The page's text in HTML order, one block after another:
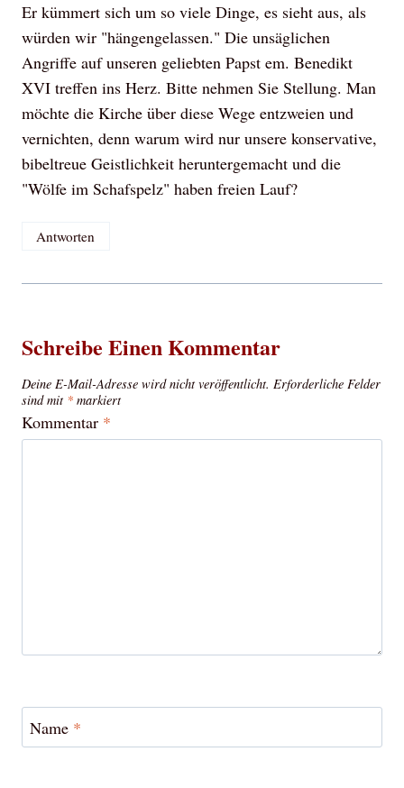
Er kümmert sich um so viele Dinge, es sieht aus, als
würden wir "hängengelassen." Die unsäglichen
Angriffe auf unseren geliebten Papst em. Benedikt
XVI treffen ins Herz. Bitte nehmen Sie Stellung. Man
möchte die Kirche über diese Wege entzweien und
vernichten, denn warum wird nur unsere konservative,
bibeltreue Geistlichkeit heruntergemacht und die
"Wölfe im Schafspelz" haben freien Lauf?
Antworten
Schreibe Einen Kommentar
Deine E-Mail-Adresse wird nicht veröffentlicht. Erforderliche Felder
sind mit * markiert
Kommentar *
Name *